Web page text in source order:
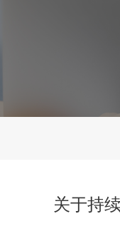
关于持